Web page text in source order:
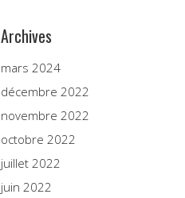
Archives
mars 2024
décembre 2022
novembre 2022
octobre 2022
juillet 2022
juin 2022